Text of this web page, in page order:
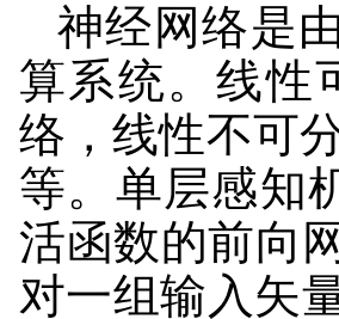
神经网络是
算系统。线性
络，线性不可
等。单层感知
活函数的前向
对一组输入矢